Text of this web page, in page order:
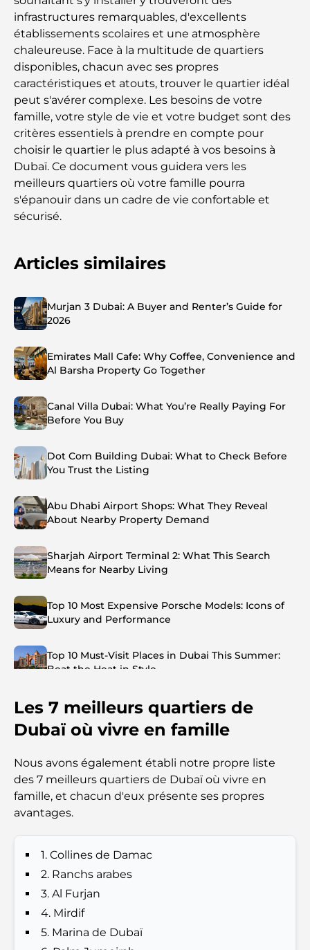
infrastructures remarquables, d'excellents
établissements scolaires et une atmosphère
chaleureuse. Face à la multitude de quartiers
disponibles, chacun avec ses propres
caractéristiques et atouts, trouver le quartier idéal
peut s'avérer complexe. Les besoins de votre
famille, votre style de vie et votre budget sont des
critères essentiels à prendre en compte pour
choisir le quartier le plus adapté à vos besoins à
Dubaï. Ce document vous guidera vers les
meilleurs quartiers où votre famille pourra
s'épanouir dans un cadre de vie confortable et
sécurisé.
Articles similaires
Murjan 3 Dubai: A Buyer and Renter’s Guide for
2026
Emirates Mall Cafe: Why Coffee, Convenience and
Al Barsha Property Go Together
Canal Villa Dubai: What You’re Really Paying For
Before You Buy
Dot Com Building Dubai: What to Check Before
You Trust the Listing
Abu Dhabi Airport Shops: What They Reveal
About Nearby Property Demand
Sharjah Airport Terminal 2: What This Search
Means for Nearby Living
Top 10 Most Expensive Porsche Models: Icons of
Luxury and Performance
Top 10 Must-Visit Places in Dubai This Summer:
Beat the Heat in Style
Top 7 Busiest Airports in the World: Hub of Global
Investors and Residents
Best Schools in Downtown Dubai: A Guide for
Families
Que faire à Dubaï en été : le guide ultime pour
profiter de la chaleur
Cadeaux de luxe pour hommes : des idées de
présents attentionnés et intemporels
Les 7 meilleurs quartiers de
Dubaï où vivre en famille
Nous avons également établi notre propre liste
des 7 meilleurs quartiers de Dubaï où vivre en
famille, et chacun d'eux présente ses propres
avantages.
1. Collines de Damac
2. Ranchs arabes
3. Al Furjan
4. Mirdif
5. Marina de Dubaï